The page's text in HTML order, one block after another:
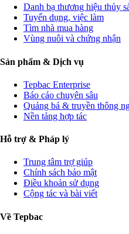
Danh bạ thương hiệu thủy
Tuyển dụng, việc làm
Tìm nhà mua hàng
Vùng nuôi và chứng nhận
Sản phẩm & Dịch vụ
Tepbac Enterprise
Báo cáo chuyên sâu
Quảng bá & truyền thông
Nền tảng hợp tác
Hỗ trợ & Pháp lý
Trung tâm trợ giúp
Chính sách bảo mật
Điều khoản sử dụng
Cộng tác và bài viết
Về Tepbac